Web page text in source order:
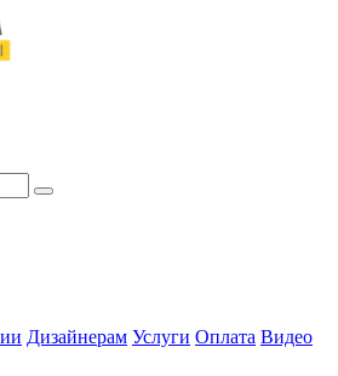
Дизайнерам Услуги Оплата Видео